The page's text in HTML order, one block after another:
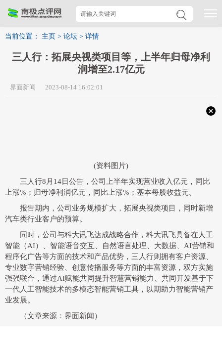
当前位置： 主页 > 论坛 > 详情
三人行：拓展央视类项目等，上半年归母净利
润增至2.17亿元
界面新闻 2023-08-14 16:02:01
(资料图片)
三人行8月14日公告，公司上半年实现营业收入亿元，同比
上涨%；归母净利润亿元，同比上涨%；基本每股收益元。
报告期内，公司业务规模扩大，拓展央视类项目，同时新增
汽车类行业客户的预算。
同时，公司与科大讯飞达成战略合作，科大讯飞具备在人工
智能（AI）、智能语音交互、自然语言处理、大数据、AI营销和
程序化广告等方面的技术和产品优势，三人行则拥有客户资源、
专业数字营销经验、创意传播服务等方面的丰富资源，双方实施
强强联合，通过AI赋能共同提升智慧营销能力、共同开发基于下
一代人工智能技术的多模态智能营销工具，以期助力智能营销产
业发展。
（文章来源：界面新闻）